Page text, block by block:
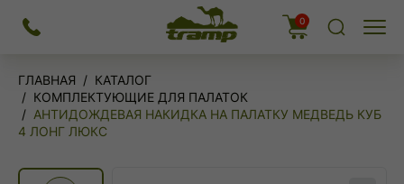
На
главную
0
Меню
ГЛАВНАЯ
КАТАЛОГ
КОМПЛЕКТУЮЩИЕ ДЛЯ ПАЛАТОК
АНТИДОЖДЕВАЯ НАКИДКА НА ПАЛАТКУ МЕДВЕДЬ КУБ
4 ЛОНГ ЛЮКС